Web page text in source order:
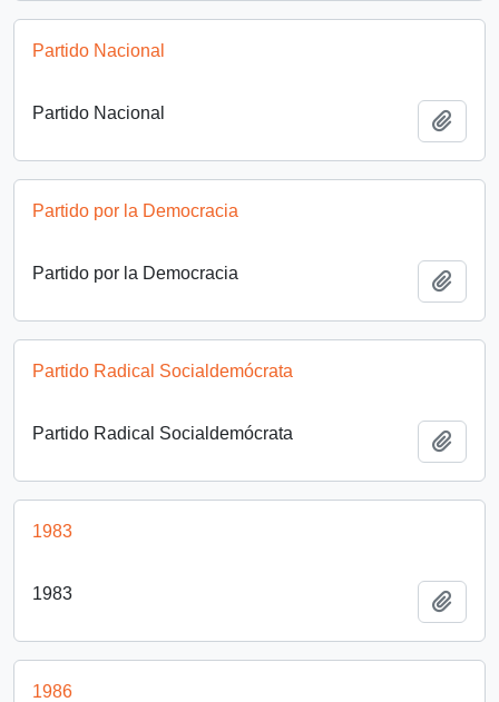
Partido Nacional
Partido Nacional
Partido por la Democracia
Partido por la Democracia
Partido Radical Socialdemócrata
Partido Radical Socialdemócrata
1983
1983
1986